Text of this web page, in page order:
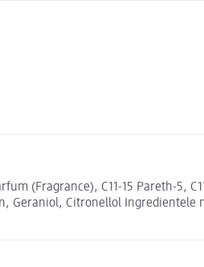
(Fragrance), C11-15 Pareth-5,
Geraniol, Citronellol